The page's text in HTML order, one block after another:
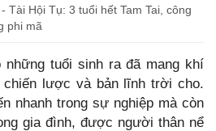
Tài Hội Tụ: 3 tuổi hết Tam Tai, công
phi mã
những tuổi sinh ra đã mang khí
lược và bản lĩnh trời cho.
nhanh trong sự nghiệp mà còn
gia đình, được người thân nể